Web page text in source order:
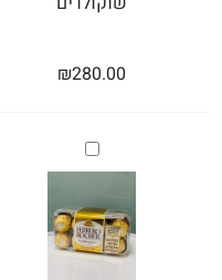
₪280.00
בונביירת
פררו